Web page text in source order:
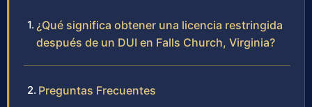
¿Qué significa obtener una licencia restringida
después de un DUI en Falls Church, Virginia?
Preguntas Frecuentes